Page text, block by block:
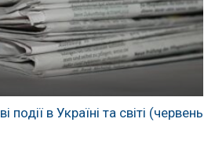
в Україні та світі (червень